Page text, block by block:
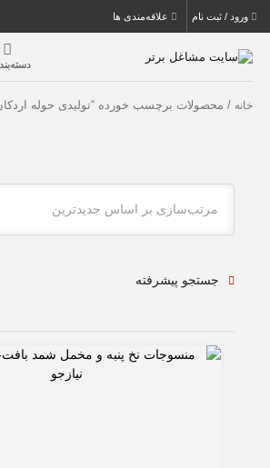
ورود / ثبت نام علاقه‌مندی ها
خانه / محصولات برچسب خورده “تولیدی حوله
مرتب‌سازی بر اساس جدیدترین
جستجو پیشرفته